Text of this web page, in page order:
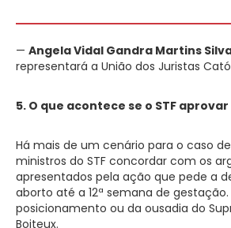
— Angela Vidal Gandra Martins
representará a União dos Juristas
5. O que acontece se o STF aprovar
Há mais de um cenário para o caso
ministros do STF concordar com os
apresentados pela ação que pede a
aborto até a 12ª semana de gestação.
posicionamento ou da ousadia do
Boiteux.